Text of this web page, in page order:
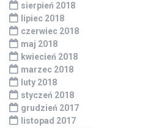
sierpień 2018
lipiec 2018
czerwiec 2018
maj 2018
kwiecień 2018
marzec 2018
luty 2018
styczeń 2018
grudzień 2017
listopad 2017